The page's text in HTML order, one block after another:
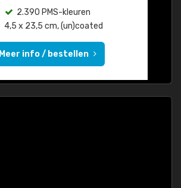
2.390 PMS-kleuren
4,5 x 23,5 cm, (un)coated
Meer info / bestellen